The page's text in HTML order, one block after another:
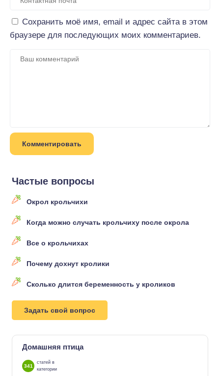
Сохранить моё имя, email и адрес сайта в этом
браузере для последующих моих комментариев.
Частые вопросы
Окрол крольчихи
Когда можно случать крольчиху после окрола
Все о крольчихах
Почему дохнут кролики
Сколько длится беременность у кроликов
Задать свой вопрос
Домашняя птица
341
статей в
категории